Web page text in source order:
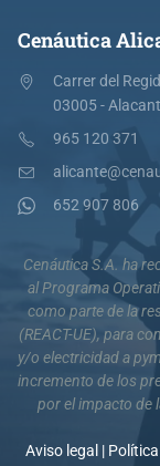
Cenáutica
Carrer del
03005 -
965 120 371
652 907 806
Cenáutica S.A. ha
al Programa
como parte de la
(REACT-UE), para
y/o electricidad a
incremento de los
por el impacto de
Aviso legal|